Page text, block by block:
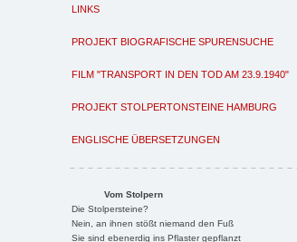
LINKS
PROJEKT BIOGRAFISCHE SPURENSUCHE
FILM "TRANSPORT IN DEN TOD AM 23.9.1940"
PROJEKT STOLPERTONSTEINE HAMBURG
ENGLISCHE ÜBERSETZUNGEN
Vom Stolpern
Die Stolpersteine?
Nein, an ihnen stößt niemand den Fuß
Sie sind ebenerdig ins Pflaster gepflanzt